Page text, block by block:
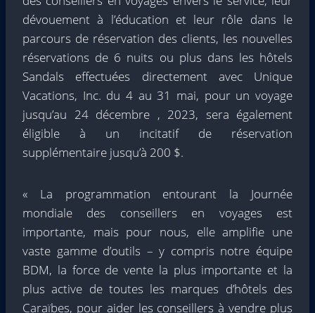
dévouement à l’éducation et leur rôle dans le
parcours de réservation des clients, les nouvelles
réservations de 6 nuits ou plus dans les hôtels
Sandals effectuées directement avec Unique
Vacations, Inc. du 4 au 31 mai, pour un voyage
jusqu’au 24 décembre , 2023, sera également
éligible à un incitatif de réservation
supplémentaire jusqu’à 200 $.
« La programmation entourant la Journée
mondiale des conseillers en voyages est
importante, mais pour nous, elle amplifie une
vaste gamme d’outils – y compris notre équipe
BDM, la force de vente la plus importante et la
plus active de toutes les marques d’hôtels des
Caraïbes, pour aider les conseillers à vendre plus